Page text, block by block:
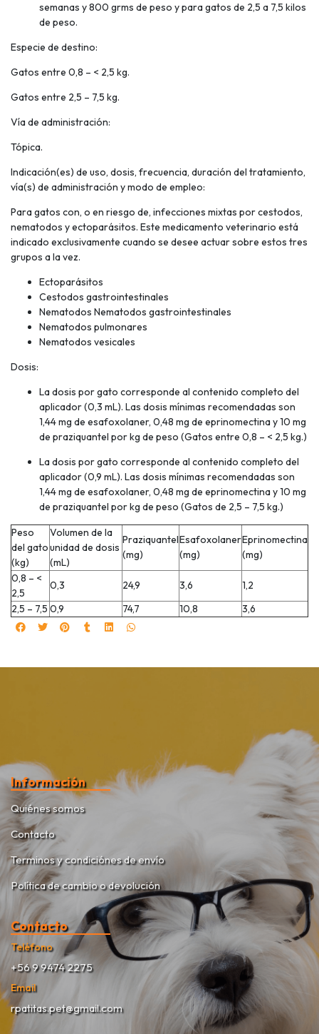
semanas y 800 grms de peso y para gatos de 2,5 a 7,5 kilos
de peso.
Especie de destino:
Gatos entre 0,8 – < 2,5 kg.
Gatos entre 2,5 – 7,5 kg.
Vía de administración:
Tópica.
Indicación(es) de uso, dosis, frecuencia, duración del tratamiento,
vía(s) de administración y modo de empleo:
Para gatos con, o en riesgo de, infecciones mixtas por cestodos,
nematodos y ectoparásitos. Este medicamento veterinario está
indicado exclusivamente cuando se desee actuar sobre estos tres
grupos a la vez.
Ectoparásitos
Cestodos gastrointestinales
Nematodos Nematodos gastrointestinales
Nematodos pulmonares
Nematodos vesicales
Dosis:
La dosis por gato corresponde al contenido completo del
aplicador (0,3 mL). Las dosis mínimas recomendadas son
1,44 mg de esafoxolaner, 0,48 mg de eprinomectina y 10 mg
de praziquantel por kg de peso (Gatos entre 0,8 – < 2,5 kg.)
La dosis por gato corresponde al contenido completo del
aplicador (0,9 mL). Las dosis mínimas recomendadas son
1,44 mg de esafoxolaner, 0,48 mg de eprinomectina y 10 mg
de praziquantel por kg de peso (Gatos de 2,5 – 7,5 kg.)
Peso
del gato
(kg)
Volumen de la
unidad de dosis
(mL)
Praziquantel
(mg)
Esafoxolaner
(mg)
Eprinomectina
(mg)
0,8 – <
2,5
0,3 24,9 3,6
1,2
2,5 – 7,5 0,9 74,7 10,8 3,6
Información
Quiénes somos
Contacto
Terminos y condiciónes de envío
Política de cambio o devolución
Contacto
Teléfono
+56 9 9474 2275
Email
rpatitas.pet@gmail.com